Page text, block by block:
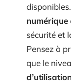
numérique
sécurité et
Pensez à
que le